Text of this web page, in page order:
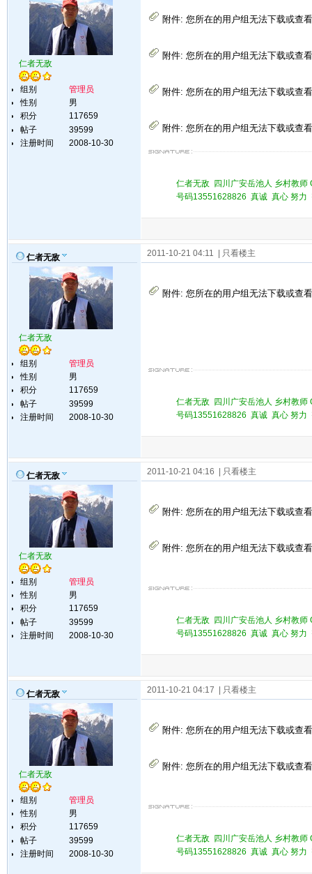
仁者无敌
组别
管理员
性别
男
积分
117659
帖子
39599
注册时间
2008-10-30
附件: 您所在的用户组无法下载或查
附件: 您所在的用户组无法下载或查
附件: 您所在的用户组无法下载或查
附件: 您所在的用户组无法下载或查
仁者无敌 四川广安岳池人 乡村教
号码13551628826 真诚 真心 努
仁者无敌
仁者无敌
组别
管理员
性别
男
积分
117659
帖子
39599
注册时间
2008-10-30
2011-10-21 04:11 | 只看楼主
附件: 您所在的用户组无法下载或查
仁者无敌 四川广安岳池人 乡村教
号码13551628826 真诚 真心 努
仁者无敌
仁者无敌
组别
管理员
性别
男
积分
117659
帖子
39599
注册时间
2008-10-30
2011-10-21 04:16 | 只看楼主
附件: 您所在的用户组无法下载或查
附件: 您所在的用户组无法下载或查
仁者无敌 四川广安岳池人 乡村教
号码13551628826 真诚 真心 努
仁者无敌
仁者无敌
组别
管理员
性别
男
积分
117659
帖子
39599
注册时间
2008-10-30
2011-10-21 04:17 | 只看楼主
附件: 您所在的用户组无法下载或查
附件: 您所在的用户组无法下载或查
仁者无敌 四川广安岳池人 乡村教
号码13551628826 真诚 真心 努